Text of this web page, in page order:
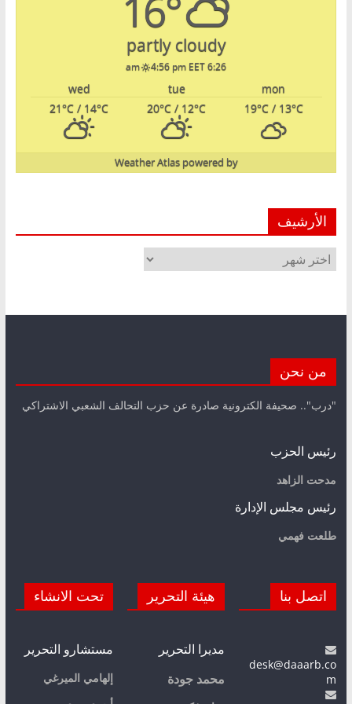
partly cloudy
6:26 am
4:56 pm EET
mon
tue
wed
19°C/ 13°C
20°C / 12°C
21°C / 14°C
powered by
Weather Atlas
الأرشيف
الأرشيف
من نحن
"درب".. صحيفة الكترونية صادرة عن حزب التحالف الشعبي الاشتراكي
رئيس الحزب
مدحت الزاهد
رئيس مجلس الإدارة
طلعت فهمي
اتصل بنا
desk@daaarb.co
m
هيئة التحرير
مديرا التحرير
محمد جودة
تحت الانشاء
مستشارو التحرير
إلهامي الميرغي